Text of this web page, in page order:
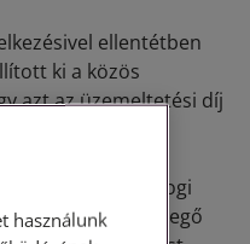
ellentétben
ki a közös
azt az üzemeltetési díj
díjat az
részletes jogi
szerződésszegő
használunk